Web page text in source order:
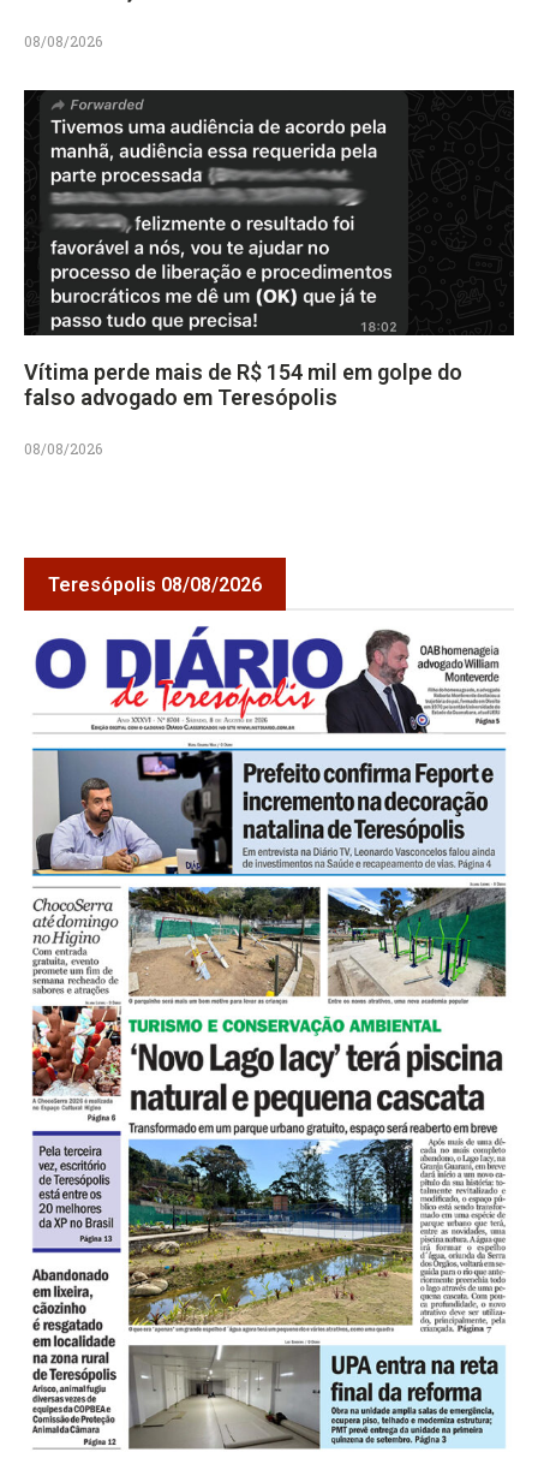
08/08/2026
Vítima perde mais de R$ 154 mil em golpe do
falso advogado em Teresópolis
08/08/2026
Teresópolis 08/08/2026